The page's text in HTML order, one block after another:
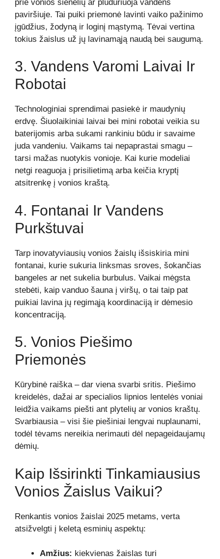
prie vonios sienelių ar plūduriuoja vandens
paviršiuje. Tai puiki priemonė lavinti vaiko pažinimo
įgūdžius, žodyną ir loginį mąstymą. Tėvai vertina
tokius žaislus už jų lavinamąją naudą bei saugumą.
3. Vandens Varomi Laivai Ir
Robotai
Technologiniai sprendimai pasiekė ir maudynių
erdvę. Šiuolaikiniai laivai bei mini robotai veikia su
baterijomis arba sukami rankiniu būdu ir savaime
juda vandeniu. Vaikams tai nepaprastai smagu –
tarsi mažas nuotykis vonioje. Kai kurie modeliai
netgi reaguoja į prisilietimą arba keičia kryptį
atsitrenkę į vonios kraštą.
4. Fontanai Ir Vandens
Purkštuvai
Tarp inovatyviausių vonios žaislų išsiskiria mini
fontanai, kurie sukuria linksmas sroves, šokančias
bangeles ar net sukelia burbulus. Vaikai mėgsta
stebėti, kaip vanduo šauna į viršų, o tai taip pat
puikiai lavina jų regimąją koordinaciją ir dėmesio
koncentraciją.
5. Vonios Piešimo
Priemonės
Kūrybinė raiška – dar viena svarbi sritis. Piešimo
kreidelės, dažai ar specialios lipnios lentelės voniai
leidžia vaikams piešti ant plytelių ar vonios kraštų.
Svarbiausia – visi šie piešiniai lengvai nuplaunami,
todėl tėvams nereikia nerimauti dėl nepageidaujamų
dėmių.
Kaip Išsirinkti Tinkamiausius
Vonios Žaislus Vaikui?
Renkantis vonios žaislai 2025 metams, verta
atsižvelgti į keletą esminių aspektų:
Amžius: kiekvienas žaislas turi